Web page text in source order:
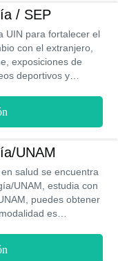
/ SEP
UIN para fortalecer el
con el extranjero,
exposiciones de
deportivos y
presencial sus
con validez oficial
UNAM
salud se encuentra
UNAM, estudia con
puedes obtener
es